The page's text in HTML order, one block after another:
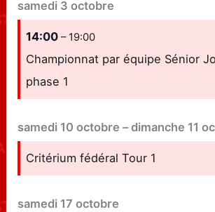
samedi 3 octobre
14:00– 19:00
Championnat par équipe Sénior
phase 1
samedi 10 octobre –dimanche 11
Critérium fédéral Tour 1
samedi 17 octobre